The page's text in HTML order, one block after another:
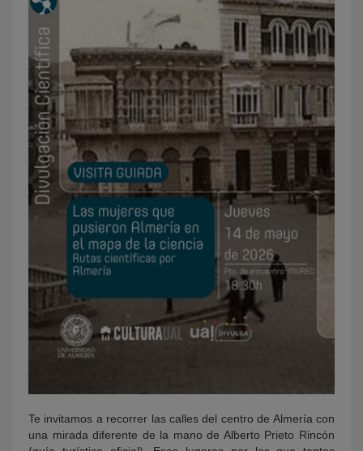
Te invitamos a recorrer las calles del centro de Almería con
una mirada diferente de la mano de Alberto Prieto Rincón